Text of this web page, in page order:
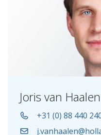
Joris van Haalen
+31 (0) 88 440